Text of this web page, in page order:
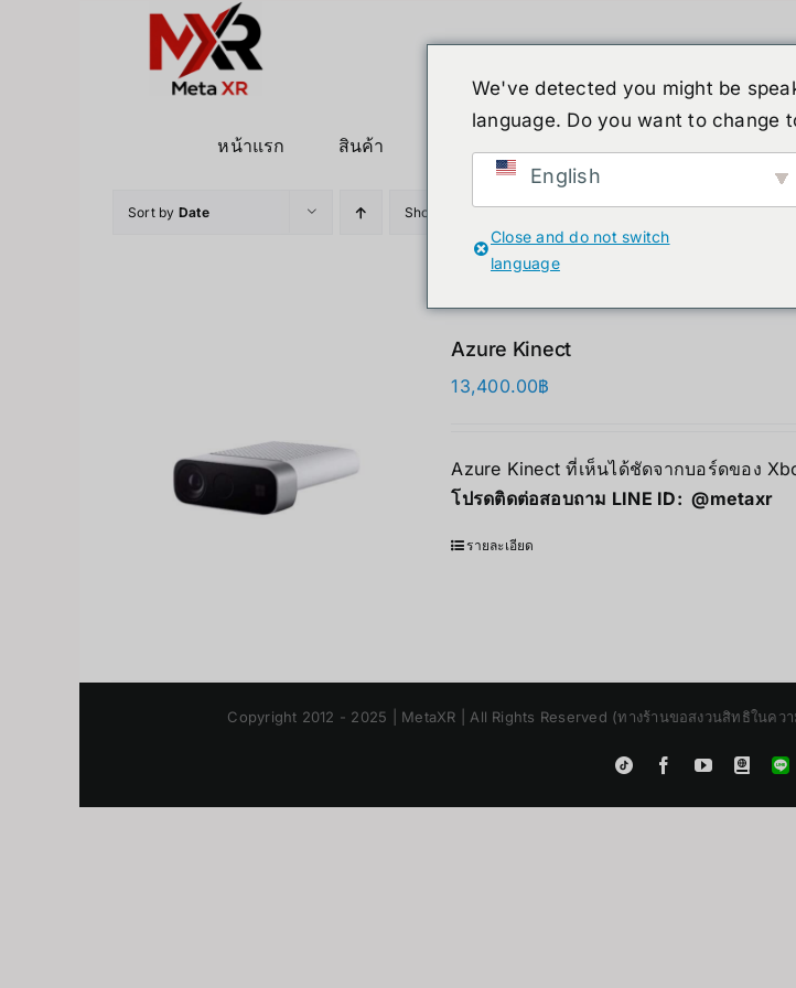
หน้าแรก
สินค้า
Sort by Date Show 12 Products
Azure Kinect
13,400.00฿
Azure Kinect ที่เห็นได้ชัดจากบอร์ดของ
โปรดติดต่อสอบถาม LINE ID:@metaxr
รายละเอียด
Copyright 2012 - 2025 | MetaXR | All Rights Reserved (ทางร้านขอสงวนสิทธิในค
Tiktok FacebookYouTube
We've detected you might be
language. Do you want to change
English
Close and do not switch
language